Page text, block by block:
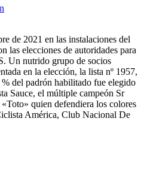
de 2021 en las instalaciones del
las elecciones de autoridades para
Un nutrido grupo de socios
en la elección, la lista nº 1957,
del padrón habilitado fue elegido
Sauce, el múltiple campeón Sr
quien defendiera los colores
América, Club Nacional De